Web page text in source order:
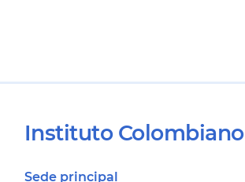
Instituto
Sede principal